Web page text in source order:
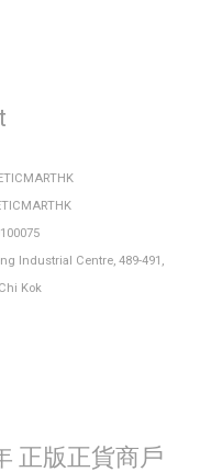
Industrial Centre, 489-491,
Kok
正版正貨商戶